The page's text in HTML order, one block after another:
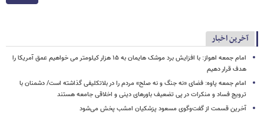
آخرین اخبار
امام‌ جمعه اهواز: با افزایش برد موشک هایمان به ۱۵ هزار کیلومتر می خواهیم عمق آمریکا را
هدف قرار دهیم
امام جمعه پاوه: فضای «نه جنگ و نه صلح» مردم را در بلاتکلیفی گذاشته است/ دشمنان با
ترویج فساد و منکرات در پی تضعیف باورهای دینی و اخلاقی جامعه هستند
آخرین قسمت از گفت‌وگوی مسعود پزشکیان امشب پخش می‌شود